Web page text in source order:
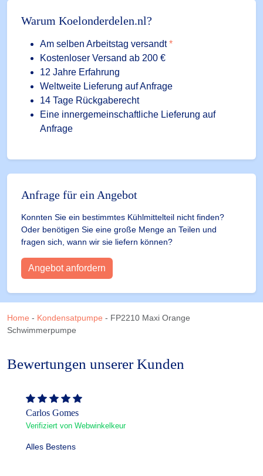
Warum Koelonderdelen.nl?
Am selben Arbeitstag versandt*
Kostenloser Versand ab 200 €
12 Jahre Erfahrung
Weltweite Lieferung auf Anfrage
14 Tage Rückgaberecht
Eine innergemeinschaftliche Lieferung auf
Anfrage
Anfrage für ein Angebot
Konnten Sie ein bestimmtes Kühlmittelteil nicht finden?
Oder benötigen Sie eine große Menge an Teilen und
fragen sich, wann wir sie liefern können?
Angebot anfordern
Home - Kondensatpumpe - FP2210 Maxi Orange
Schwimmerpumpe
Bewertungen unserer Kunden
Carlos Gomes
Verifiziert von Webwinkelkeur
Alles Bestens